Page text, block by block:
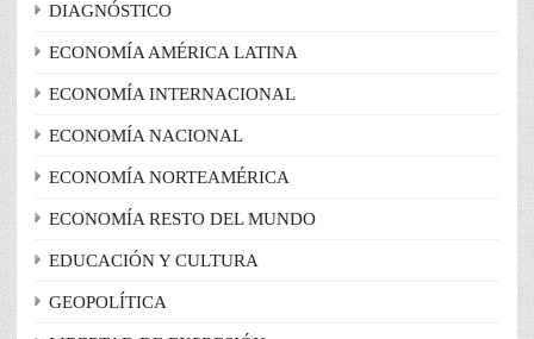
DIAGNÓSTICO
ECONOMÍA AMÉRICA LATINA
ECONOMÍA INTERNACIONAL
ECONOMÍA NACIONAL
ECONOMÍA NORTEAMÉRICA
ECONOMÍA RESTO DEL MUNDO
EDUCACIÓN Y CULTURA
GEOPOLÍTICA